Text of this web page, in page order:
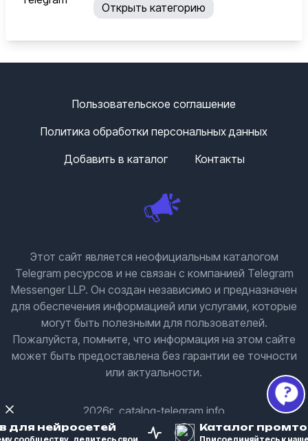
для нейросетей Каталог
Открыть категорию
Пользовательское соглашение
Политика обработки персональных данных
Добавить в каталог
Контакты
Этот сайт является неофициальным каталогом
Telegram ресурсов и не связан с компанией Telegram
Messenger LLP. Он создан независимо и предназначен
для обеспечения информацией или услугами, которые
могут быть полезными для пользователей.
Пожалуйста, помните, что информация на этом сайте
может быть предоставлена без гарантии ее точности
или актуальности.
2026г. catalog-telegram.info